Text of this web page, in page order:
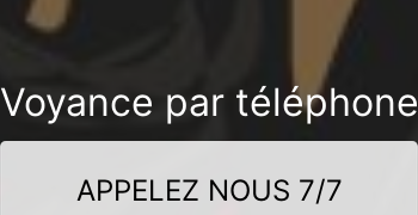
Voyance par téléphone
APPELEZ NOUS 7/7